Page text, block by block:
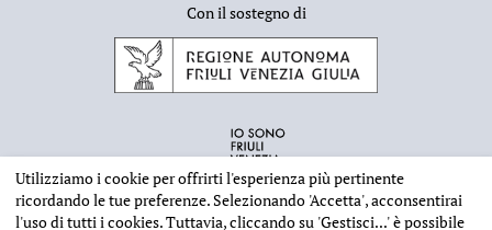
Con il sostegno di
Utilizziamo i cookie per offrirti l'esperienza più pertinente
ricordando le tue preferenze. Selezionando 'Accetta', acconsentirai
l'uso di tutti i cookies. Tuttavia, cliccando su 'Gestisci...'è possibile